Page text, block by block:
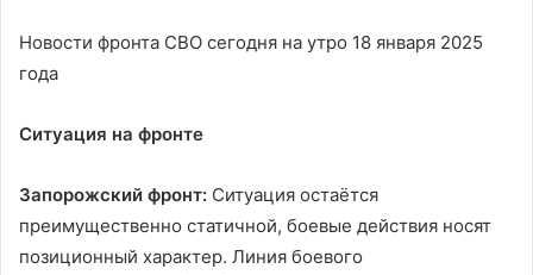
Новости фронта СВО сегодня на утро 18 января 2025
года
Ситуация на фронте
Запорожский фронт: Ситуация остаётся
преимущественно статичной, боевые действия носят
позиционный характер. Линия боевого